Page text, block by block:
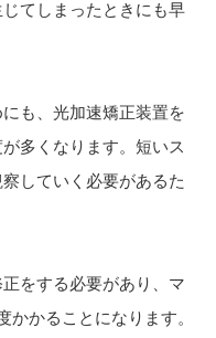
てしまったときにも早
も、光加速矯正装置を
多くなります。短いス
していく必要があるた
をする必要があり、マ
かかることになります。